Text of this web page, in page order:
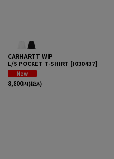
CARHARTT WIP
L/S POCKET T-SHIRT [I030437]
8,800円(税込)